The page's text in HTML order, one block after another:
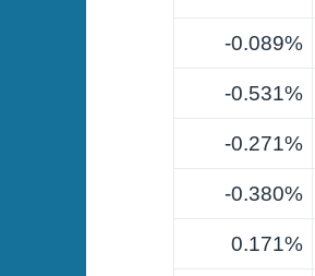
0.089%-
0.531%-
0.271%-
0.380%-
0.171%